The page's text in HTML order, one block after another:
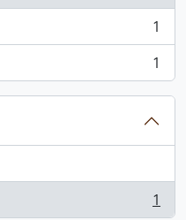
1
1
1